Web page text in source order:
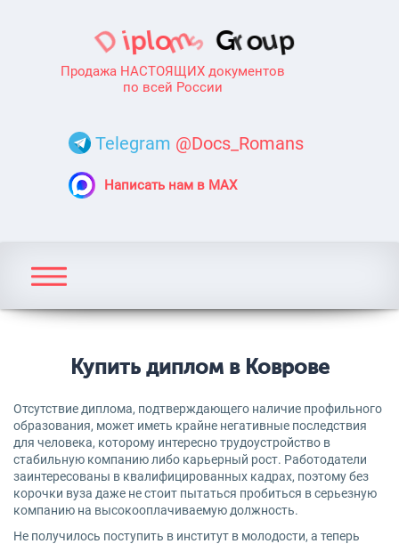
Продажа НАСТОЯЩИХ документов
по всей России
Telegram @Docs_Romans
Написать нам в MAX
Купить диплом в Коврове
Отсутствие диплома, подтверждающего наличие профильного
образования, может иметь крайне негативные последствия
для человека, которому интересно трудоустройство в
стабильную компанию либо карьерный рост. Работодатели
заинтересованы в квалифицированных кадрах, поэтому без
корочки вуза даже не стоит пытаться пробиться в серьезную
компанию на высокооплачиваемую должность.
Не получилось поступить в институт в молодости, а теперь